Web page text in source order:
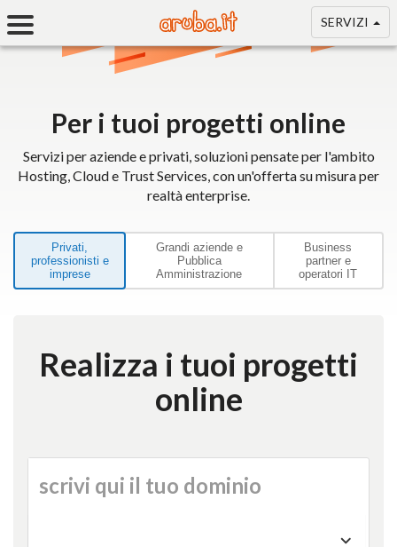
SERVIZI
Per i tuoi progetti online
Servizi per aziende e privati, soluzioni pensate per l'ambito
Hosting, Cloud e Trust Services, con un'offerta su misura per
realtà enterprise.
Privati,
professionisti e
imprese
Grandi aziende e
Pubblica
Amministrazione
Business
partner e
operatori IT
Realizza i tuoi progetti
online